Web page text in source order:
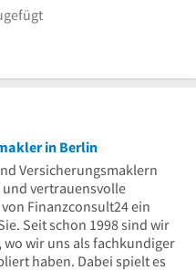
in Berlin
Versicherungsmaklern
vertrauensvolle
Finanzconsult24 ein
Seit schon 1998 sind wir
wir uns als fachkundiger
haben. Dabei spielt es